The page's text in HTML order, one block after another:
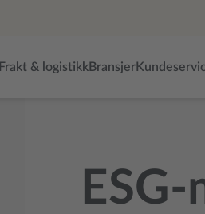
Frakt & logistikkBransjer
ESG-